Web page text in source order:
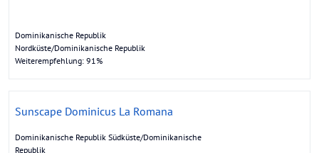
Dominikanische Republik
Nordküste/Dominikanische Republik
Weiterempfehlung: 91%
Sunscape Dominicus La Romana
Dominikanische Republik Südküste/Dominikanische
Republik